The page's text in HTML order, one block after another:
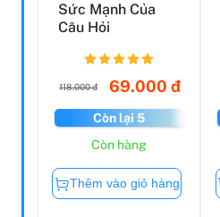
Sức Mạnh Của
Câu Hỏi
118.000 đ 69.000 đ
Còn lại 5
Còn hàng
Thêm vào giỏ hàng